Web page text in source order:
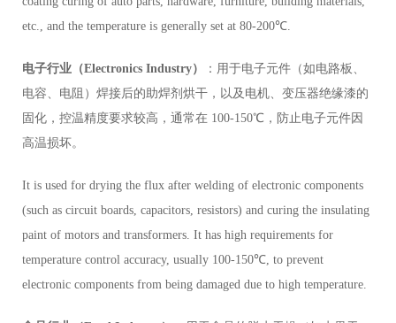
etc., and the temperature is generally set at 80-200℃.
电子行业（Electronics Industry）
：用于电子元件（如电路板、
电容、电阻）焊接后的助焊剂烘干，以及电机、变压器绝缘漆的
固化，控温精度要求较高，通常在 100-150℃，防止电子元件因
高温损坏。
It is used for drying the flux after welding of electronic components
(such as circuit boards, capacitors, resistors) and curing the insulating
paint of motors and transformers. It has high requirements for
temperature control accuracy, usually 100-150℃, to prevent
electronic components from being damaged due to high temperature.